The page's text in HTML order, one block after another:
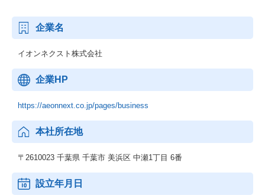
通常、Web開発チームの1ヶ月の総プルリク数は200〜300件程度な
ので、その5倍くらいの量を1人でこなすという非常にチャレンジ
ングな取り組みになります。
この取り組みを通じて、周りのメンバーも同様にAIを活用し、開
発プロセスを劇的に加速させ、今までは不可能であったことを出
来るようになりたいと考えています。
【技術スタック】
クラウド環境はAzure、AWS、GCPに加え、全社共通のプライベ
ートクラウドまで、あらゆるプラットフォームを横断的に活用し
ています。
プログラミング言語については、C#以外にGo、Python、Node.js
VScodeなどで動作するAIエージェント型の拡張機能「Cline」は、
フロントエンドのコードをAIがその場で生成・提案してくれるた
企業名
イオンネクスト株式会社
企業HP
https://aeonnext.co.jp/pages/business
本社所在地
〒2610023 千葉県 千葉市 美浜区 中瀬1丁目 6番
設立年月日